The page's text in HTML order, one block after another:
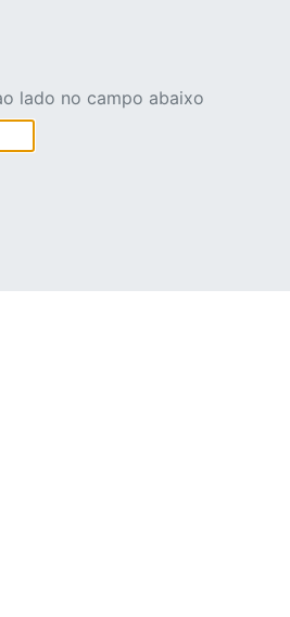
lado no campo abaixo